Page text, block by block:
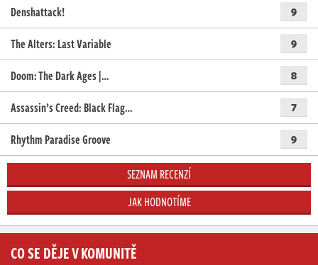
Denshattack! 9
The Alters: Last Variable 9
Doom: The Dark Ages |… 8
Assassin’s Creed: Black Flag… 7
Rhythm Paradise Groove 9
SEZNAM RECENZÍ
JAK HODNOTÍME
CO SE DĚJE V KOMUNITĚ